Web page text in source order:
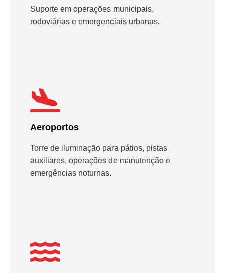
Suporte em operações municipais,
rodoviárias e emergenciais urbanas.
Aeroportos
Torre de iluminação para pátios, pistas
auxiliares, operações de manutenção e
emergências noturnas.